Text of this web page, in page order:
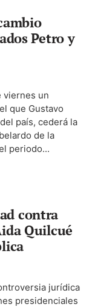
Petro y
viernes un
que Gustavo
país, cederá la
de la
periodo...
contra
Quilcué
jurídica
presidenciales